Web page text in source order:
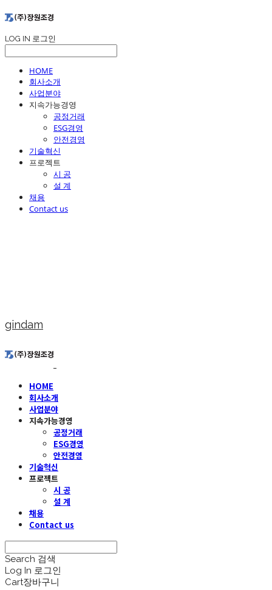
LOG IN 로그인
HOME
회사소개
사업분야
지속가능경영
공정거래
ESG경영
안전경영
기술혁신
프로젝트
시 공
설 계
채용
Contact us
gindam
HOME
회사소개
사업분야
지속가능경영
공정거래
ESG경영
안전경영
기술혁신
프로젝트
시 공
설 계
채용
Contact us
Search 검색
Log In 로그인
Cart장바구니